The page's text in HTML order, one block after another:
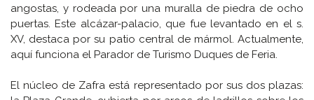
angostas, y rodeada por una muralla de piedra de ocho
puertas. Este alcázar-palacio, que fue levantado en el s.
XV, destaca por su patio central de mármol. Actualmente,
aquí funciona el Parador de Turismo Duques de Feria.
El núcleo de Zafra está representado por sus dos plazas: